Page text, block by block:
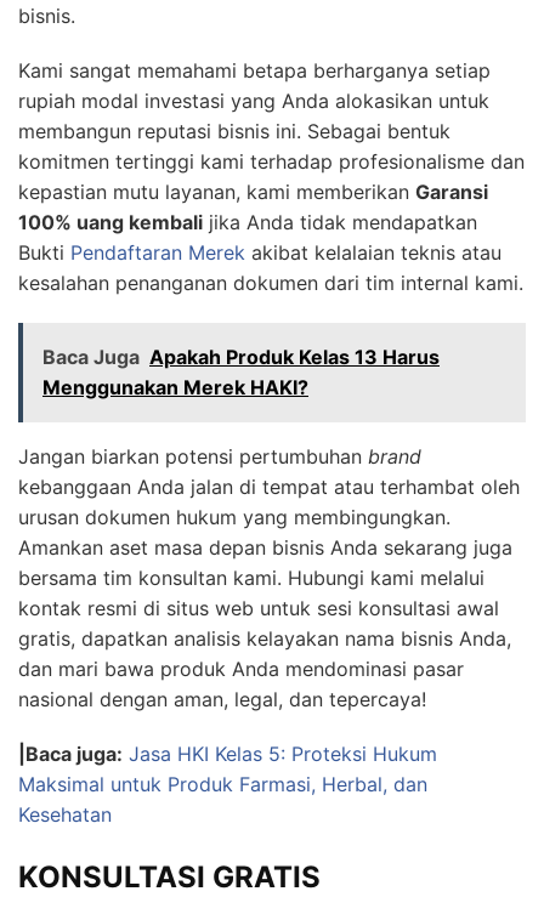
bisnis.
Kami sangat memahami betapa berharganya setiap
rupiah modal investasi yang Anda alokasikan untuk
membangun reputasi bisnis ini. Sebagai bentuk
komitmen tertinggi kami terhadap profesionalisme dan
kepastian mutu layanan, kami memberikan Garansi
100% uang kembali jika Anda tidak mendapatkan
Bukti Pendaftaran Merek akibat kelalaian teknis atau
kesalahan penanganan dokumen dari tim internal kami.
Baca Juga Apakah Produk Kelas 13 Harus
Menggunakan Merek HAKI?
Jangan biarkan potensi pertumbuhan brand
kebanggaan Anda jalan di tempat atau terhambat oleh
urusan dokumen hukum yang membingungkan.
Amankan aset masa depan bisnis Anda sekarang juga
bersama tim konsultan kami. Hubungi kami melalui
kontak resmi di situs web untuk sesi konsultasi awal
gratis, dapatkan analisis kelayakan nama bisnis Anda,
dan mari bawa produk Anda mendominasi pasar
nasional dengan aman, legal, dan tepercaya!
|Baca juga: Jasa HKI Kelas 5: Proteksi Hukum
Maksimal untuk Produk Farmasi, Herbal, dan
Kesehatan
KONSULTASI GRATIS